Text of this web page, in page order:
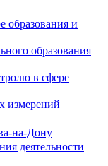
образования и
образования
в сфере
измерений
на-Дону
деятельности